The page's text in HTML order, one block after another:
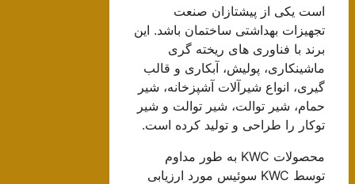
است یکی از پیشتازان صنعت
تجهیزات بهداشتی ساختمان باشد. این
برند با فناوری های ریخته گری
ماشینکاری، پولیش، آبکاری و قالب
گیری، انواع شیرآلات آشپزخانه، شیر
حمام، شیر توالت، شیر توالت و شیر
توکار را طراحی و تولید کرده است.
محصولات KWC به طور مداوم
توسط KWC سوئیس مورد ارزیابی